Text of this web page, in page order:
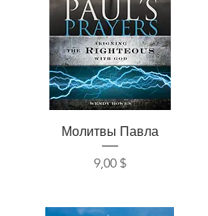
Быстрый просмотр
Молитвы Павла
Цена
9,00 $